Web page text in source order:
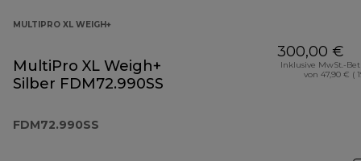
MULTIPRO XL WEIGH+
MultiPro XL Weigh+
Silber FDM72.990SS
FDM72.990SS
300,00 €
Inklusive MwSt.-
von 47,90 € (